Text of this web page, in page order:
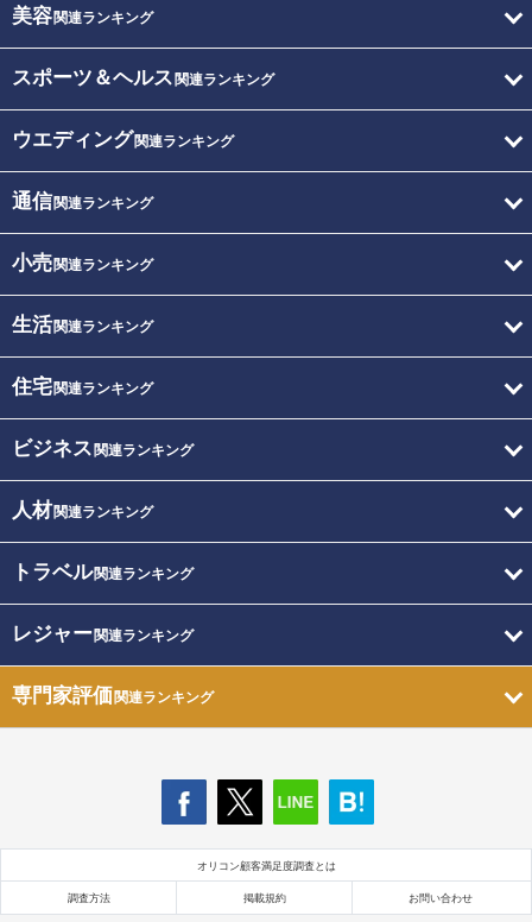
美容関連ランキング
スポーツ＆ヘルス 関連ランキング
ウエディング関連ランキング
通信関連ランキング
小売関連ランキング
生活関連ランキング
住宅関連ランキング
ビジネス 関連ランキング
人材関連ランキング
トラベル関連ランキング
レジャー関連ランキング
専門家評価関連ランキング
オリコン顧客満足度調査とは
調査方法 掲載規約 お問い合わせ